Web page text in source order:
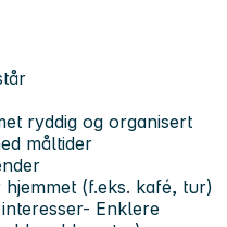
ryddig og organisert
måltider
(f.eks. kafé, tur)
Enklere